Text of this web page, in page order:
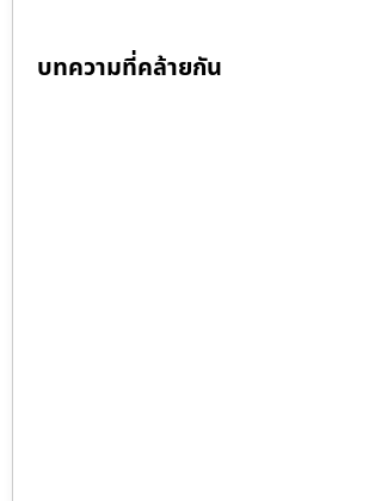
บทความที่คล้ายกัน